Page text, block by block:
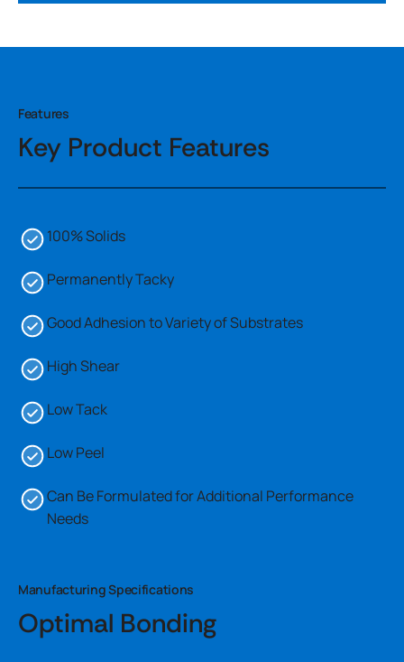
Features
Key Product Features
100% Solids
Permanently Tacky
Good Adhesion to Variety of Substrates
High Shear
Low Tack
Low Peel
Can Be Formulated for Additional Performance
Needs
Manufacturing Specifications
Optimal Bonding